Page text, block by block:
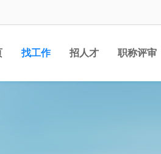
找工作 招人才 职称评审